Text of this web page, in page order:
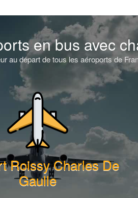
en bus avec
au départ de tous les aéroports de
Roissy Charles De
Gaulle